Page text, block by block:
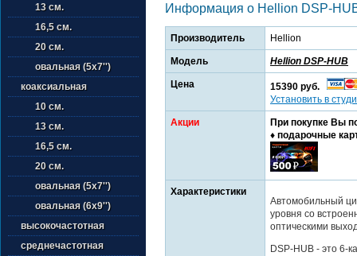
13 см.
16,5 см.
20 см.
овальная (5х7'')
коаксиальная
10 см.
13 см.
16,5 см.
20 см.
овальная (5х7'')
овальная (6х9'')
высокочастотная
среднечастотная
Информация о Hellion DSP-
Производитель Hellion
Модель Hellion DSP-HUB
Цена
15390 руб.
Установить в
Акции
При покупке Вы
♦ подарочные
Характеристики
Автомобильный
уровня со
оптическими
DSP-HUB - это 6-